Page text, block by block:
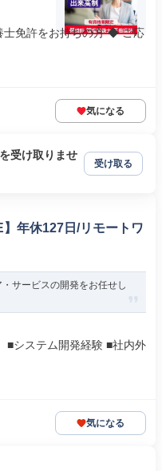
免許をお持ちの方 ◆ ご応
気になる
受け取りませ
受け取る
年休127日/リモートワ
サービスの開発をお任せし
■システム開発経験 ■社内外
気になる